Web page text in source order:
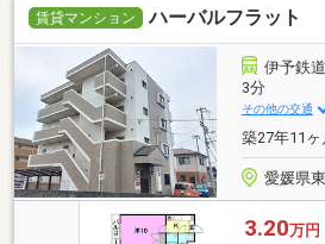
賃貸マンション ハーバルフラット
伊予鉄
3分
その他の交通
築27年11
愛媛県
3.20万円